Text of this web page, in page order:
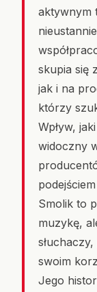
aktywnym
skupia się
jak i na
którzy
Wpływ,
widoczny
Smolik to
muzykę,
swoim
Jego